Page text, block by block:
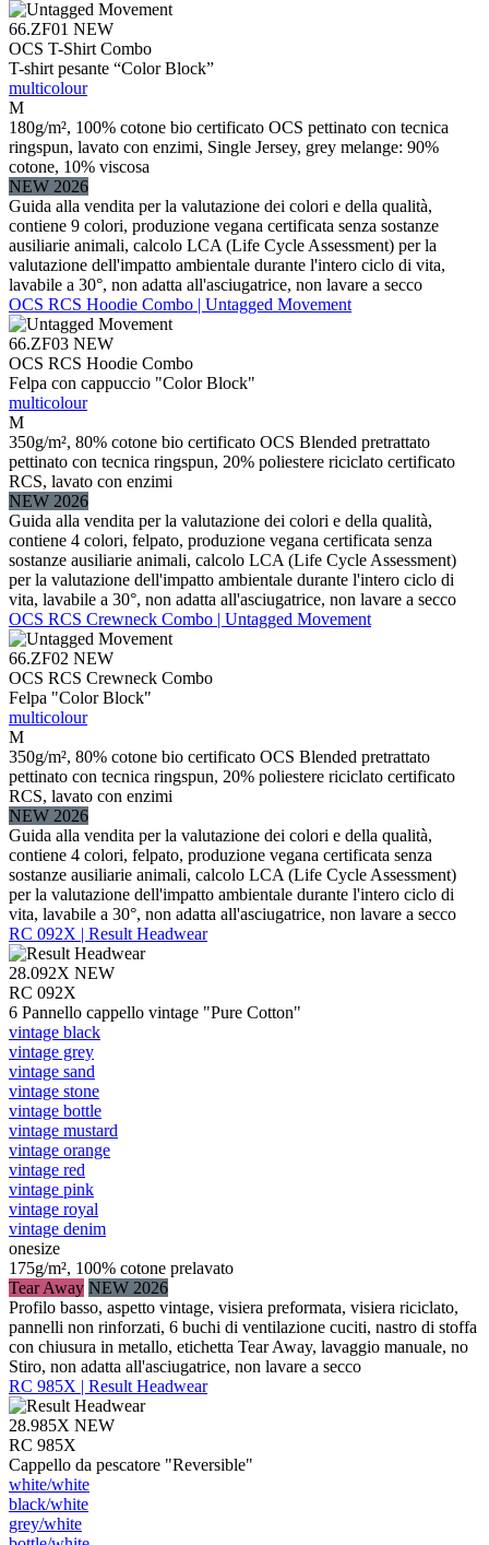
66.ZF01 NEW
OCS T-Shirt Combo
T-shirt pesante “Color Block”
multicolour
M
180g/m², 100% cotone bio certificato OCS pettinato con tecnica
ringspun, lavato con enzimi, Single Jersey, grey melange: 90%
cotone, 10% viscosa
NEW 2026
Guida alla vendita per la valutazione dei colori e della qualità,
contiene 9 colori, produzione vegana certificata senza sostanze
ausiliarie animali, calcolo LCA (Life Cycle Assessment) per la
valutazione dell'impatto ambientale durante l'intero ciclo di vita,
lavabile a 30°, non adatta all'asciugatrice, non lavare a secco
OCS RCS Hoodie Combo | Untagged Movement
66.ZF03 NEW
OCS RCS Hoodie Combo
Felpa con cappuccio "Color Block"
multicolour
M
350g/m², 80% cotone bio certificato OCS Blended pretrattato
pettinato con tecnica ringspun, 20% poliestere riciclato certificato
RCS, lavato con enzimi
NEW 2026
Guida alla vendita per la valutazione dei colori e della qualità,
contiene 4 colori, felpato, produzione vegana certificata senza
sostanze ausiliarie animali, calcolo LCA (Life Cycle Assessment)
per la valutazione dell'impatto ambientale durante l'intero ciclo di
vita, lavabile a 30°, non adatta all'asciugatrice, non lavare a secco
OCS RCS Crewneck Combo | Untagged Movement
66.ZF02 NEW
OCS RCS Crewneck Combo
Felpa "Color Block"
multicolour
M
350g/m², 80% cotone bio certificato OCS Blended pretrattato
pettinato con tecnica ringspun, 20% poliestere riciclato certificato
RCS, lavato con enzimi
NEW 2026
Guida alla vendita per la valutazione dei colori e della qualità,
contiene 4 colori, felpato, produzione vegana certificata senza
sostanze ausiliarie animali, calcolo LCA (Life Cycle Assessment)
per la valutazione dell'impatto ambientale durante l'intero ciclo di
vita, lavabile a 30°, non adatta all'asciugatrice, non lavare a secco
RC 092X | Result Headwear
28.092X NEW
RC 092X
6 Pannello cappello vintage "Pure Cotton"
vintage black
vintage grey
vintage sand
vintage stone
vintage bottle
vintage mustard
vintage orange
vintage red
vintage pink
vintage royal
vintage denim
onesize
175g/m², 100% cotone prelavato
Tear Away NEW 2026
Profilo basso, aspetto vintage, visiera preformata, visiera riciclato,
pannelli non rinforzati, 6 buchi di ventilazione cuciti, nastro di stoffa
con chiusura in metallo, etichetta Tear Away, lavaggio manuale, no
Stiro, non adatta all'asciugatrice, non lavare a secco
RC 985X | Result Headwear
28.985X NEW
RC 985X
Cappello da pescatore "Reversible"
white/​white
black/​white
grey/​white